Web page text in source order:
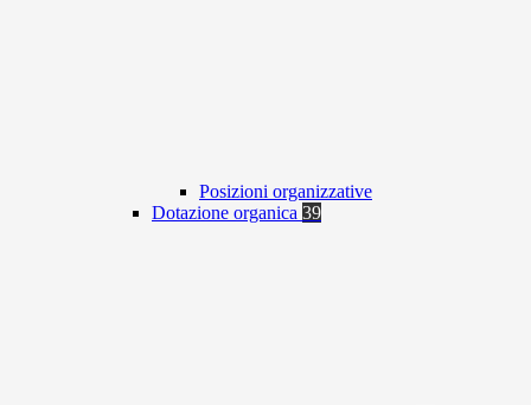
Posizioni organizzative
Dotazione organica 39